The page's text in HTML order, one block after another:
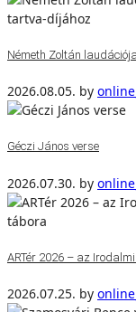
Németh Zoltán
2026.08.05. by
Géczi János verse
2026.07.30. by
ARTér 2026 – az
2026.07.25. by